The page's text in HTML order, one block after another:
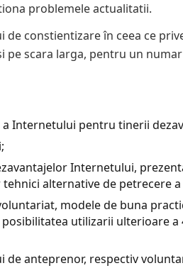
problemele actualitatii.
constientizare în ceea ce
scara larga, pentru un
Internetului pentru tinerii
Internetului,
alternative de petrecere
modele de buna
utilizarii ulterioare
anteprenor, respectiv